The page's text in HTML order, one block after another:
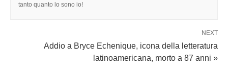
tanto quanto lo sono io!
NEXT
Addio a Bryce Echenique, icona della letteratura
latinoamericana, morto a 87 anni »